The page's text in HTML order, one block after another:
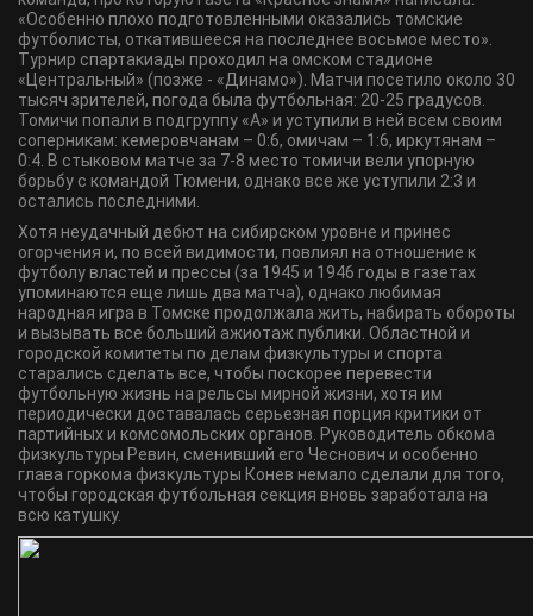
«Особенно плохо подготовленными оказались томские
футболисты, откатившееся на последнее восьмое место».
Турнир спартакиады проходил на омском стадионе
«Центральный» (позже - «Динамо»). Матчи посетило около 30
тысяч зрителей, погода была футбольная: 20-25 градусов.
Томичи попали в подгруппу «А» и уступили в ней всем своим
соперникам: кемеровчанам – 0:6, омичам – 1:6, иркутянам –
0:4. В стыковом матче за 7-8 место томичи вели упорную
борьбу с командой Тюмени, однако все же уступили 2:3 и
остались последними.
Хотя неудачный дебют на сибирском уровне и принес
огорчения и, по всей видимости, повлиял на отношение к
футболу властей и прессы (за 1945 и 1946 годы в газетах
упоминаются еще лишь два матча), однако любимая
народная игра в Томске продолжала жить, набирать обороты
и вызывать все больший ажиотаж публики. Областной и
городской комитеты по делам физкультуры и спорта
старались сделать все, чтобы поскорее перевести
футбольную жизнь на рельсы мирной жизни, хотя им
периодически доставалась серьезная порция критики от
партийных и комсомольских органов. Руководитель обкома
физкультуры Ревин, сменивший его Чеснович и особенно
глава горкома физкультуры Конев немало сделали для того,
чтобы городская футбольная секция вновь заработала на
всю катушку.